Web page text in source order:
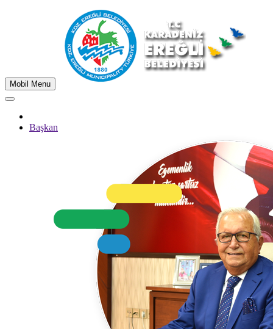
Mobil Menu
Başkan